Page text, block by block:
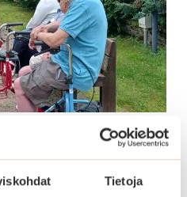
Tietoja
e
u
S
a
g
a
n